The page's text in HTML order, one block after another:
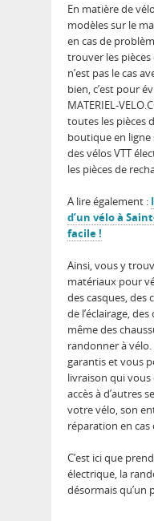
En matière de
modèles sur le
en cas de
trouver les pièces
n’est pas le cas
bien, c’est pour
MATERIEL-
toutes les pièces
boutique en
des vélos VTT
les pièces de
A lire également :
d’un vélo à
facile !
Ainsi, vous y
matériaux pour
des casques, des
de l’éclairage,
même des
randonner à
garantis et vous
livraison qui
accès à d’autres
votre vélo, son
réparation en cas
C’est ici que
électrique, la
désormais qu’un